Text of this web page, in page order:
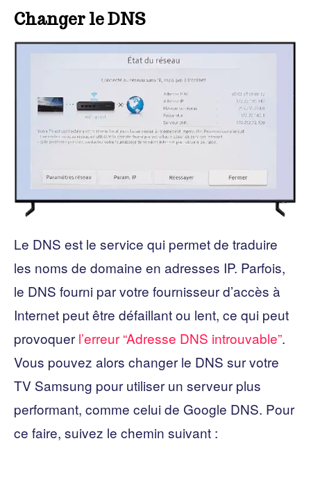
Changer le DNS
Le DNS est le service qui permet de traduire
les noms de domaine en adresses IP. Parfois,
le DNS fourni par votre fournisseur d’accès à
Internet peut être défaillant ou lent, ce qui peut
provoquer l’erreur “Adresse DNS introuvable”.
Vous pouvez alors changer le DNS sur votre
TV Samsung pour utiliser un serveur plus
performant, comme celui de Google DNS. Pour
ce faire, suivez le chemin suivant :